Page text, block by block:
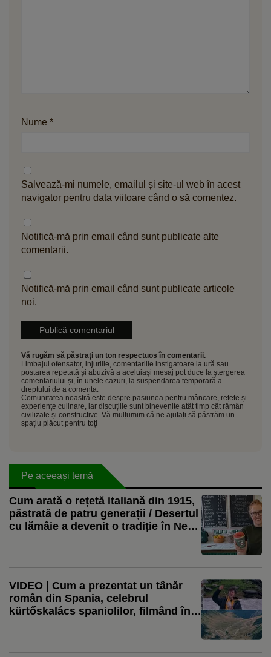
Nume *
Salvează-mi numele, emailul și site-ul web în acest
navigator pentru data viitoare când o să comentez.
Notifică-mă prin email când sunt publicate alte
comentarii.
Notifică-mă prin email când sunt publicate articole
noi.
Vă rugăm să păstrați un ton respectuos în comentarii.
Limbajul ofensator, injuriile, comentariile instigatoare la ură sau
postarea repetată și abuzivă a aceluiași mesaj pot duce la ștergerea
comentariului și, în unele cazuri, la suspendarea temporară a
dreptului de a comenta.
Comunitatea noastră este despre pasiunea pentru mâncare, rețete și
experiențe culinare, iar discuțiile sunt binevenite atât timp cât rămân
civilizate și constructive. Vă mulțumim că ne ajutați să păstrăm un
spațiu plăcut pentru toți
Pe aceeași temă
Cum arată o rețetă italiană din 1915,
păstrată de patru generații / Desertul
cu lămâie a devenit o tradiție în New
VIDEO | Cum a prezentat un tânăr
român din Spania, celebrul
kürtőskalács spaniolilor, filmând în